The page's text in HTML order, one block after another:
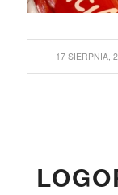
17 SIERPNIA,
/